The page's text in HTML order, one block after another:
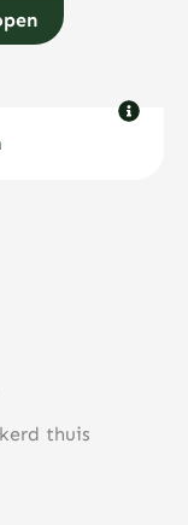
thuis